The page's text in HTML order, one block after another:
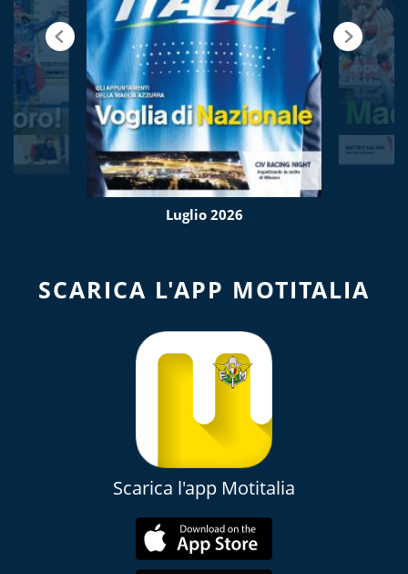
Luglio 2026
SCARICA L'APP MOTITALIA
Scarica l'app Motitalia